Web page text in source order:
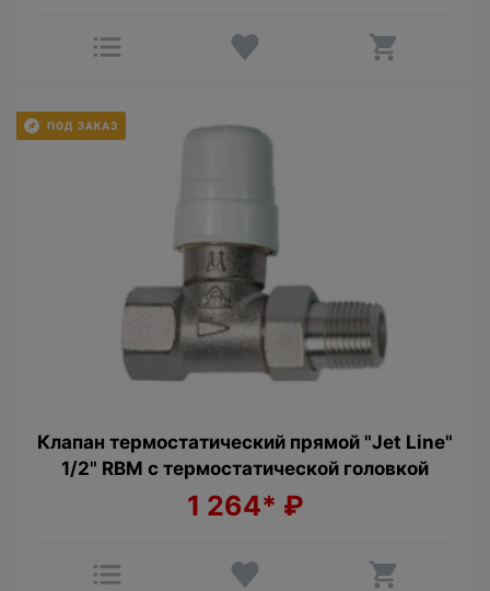
Клапан термостатический прямой "Jet Line"
1/2" RBM с термостатической головкой
1 264* ₽